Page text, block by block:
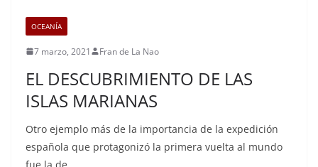
OCEANÍA
7 marzo, 2021 Fran de La Nao
EL DESCUBRIMIENTO DE LAS
ISLAS MARIANAS
Otro ejemplo más de la importancia de la expedición
española que protagonizó la primera vuelta al mundo
fue la de